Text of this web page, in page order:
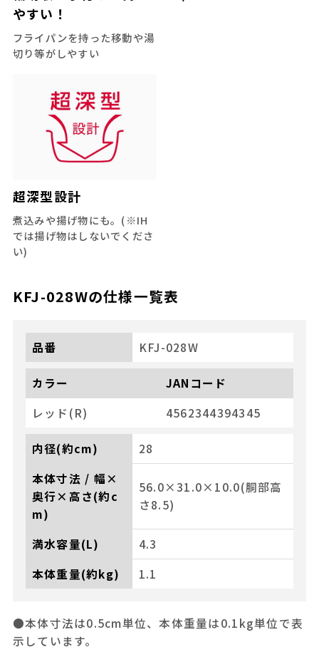
やすい！
フライパンを持った移動や湯
切り等がしやすい
超深型設計
煮込みや揚げ物にも。(※IH
では揚げ物はしないでくださ
い)
KFJ-028Wの仕様一覧表
品番 KFJ-028W
カラー
JANコード
レッド(R)
4562344394345
内径(約cm)
28
本体寸法 / 幅×
奥行×高さ(約c
m)
56.0×31.0×10.0(胴部高
さ8.5)
満水容量(L)
4.3
本体重量(約kg)
1.1
●本体寸法は0.5cm単位、本体重量は0.1kg単位で表
示しています。